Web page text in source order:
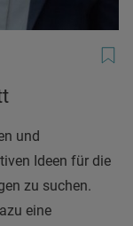
und
Ideen für die
zu suchen.
eine